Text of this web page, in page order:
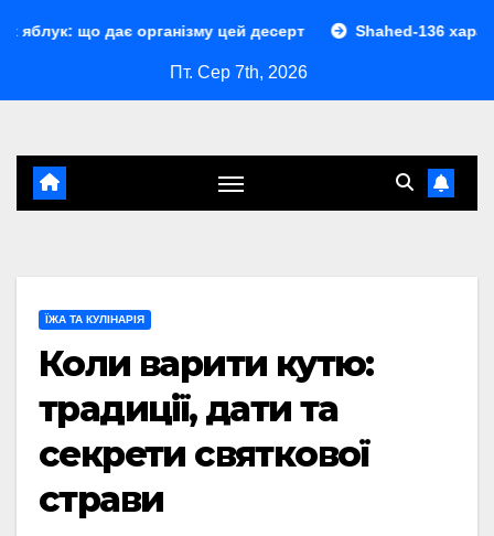
організму цей десерт Shahed-136 характеристики:
Пт. Сер 7th, 2026
ЇЖА ТА КУЛІНАРІЯ
Коли варити кутю:
традиції, дати та
секрети святкової
страви